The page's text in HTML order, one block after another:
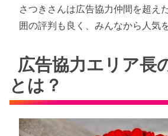
さつきさんは広告協力仲間を超え
囲の評判も良く、みんなから人気
広告協力エリア長
とは？